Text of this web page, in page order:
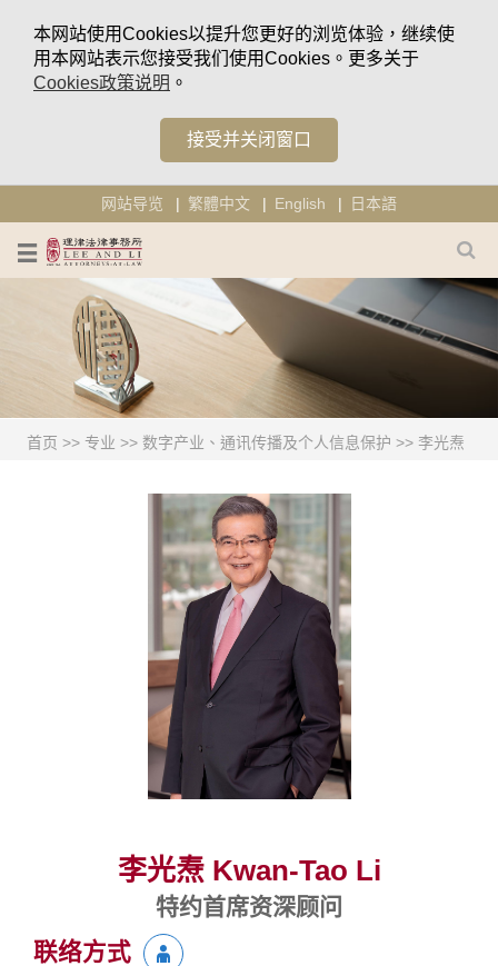
本网站使用Cookies以提升您更好的浏览体验，继续使
用本网站表示您接受我们使用Cookies。更多关于
Cookies政策说明 。
接受并关闭窗口
网站导览 繁體中文 English 日本語
首页 >> 专业 >> 数字产业、通讯传播及个人信息保护 >> 李光焘
李光焘 Kwan-Tao Li
特约首席资深顾问
联络方式